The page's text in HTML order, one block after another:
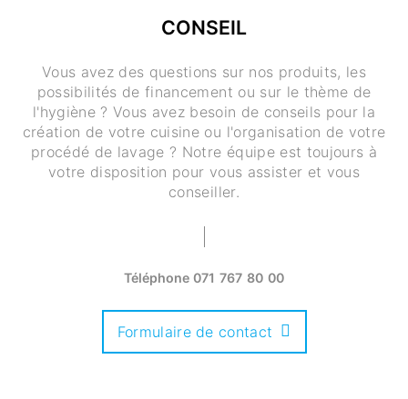
CONSEIL
Vous avez des questions sur nos produits, les
possibilités de financement ou sur le thème de
l'hygiène ? Vous avez besoin de conseils pour la
création de votre cuisine ou l'organisation de votre
procédé de lavage ? Notre équipe est toujours à
votre disposition pour vous assister et vous
conseiller.
Téléphone 071 767 80 00
Formulaire de contact